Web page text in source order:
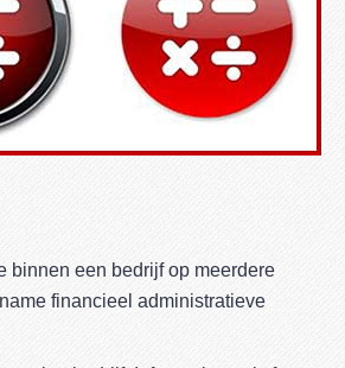
binnen een bedrijf op meerdere
financieel administratieve